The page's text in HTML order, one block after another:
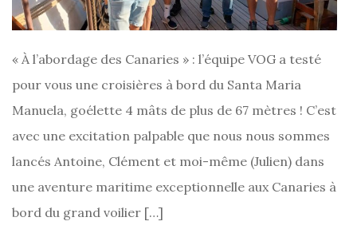
« À l’abordage des Canaries » : l’équipe VOG a testé
pour vous une croisières à bord du Santa Maria
Manuela, goélette 4 mâts de plus de 67 mètres ! C’est
avec une excitation palpable que nous nous sommes
lancés Antoine, Clément et moi-même (Julien) dans
une aventure maritime exceptionnelle aux Canaries à
bord du grand voilier […]